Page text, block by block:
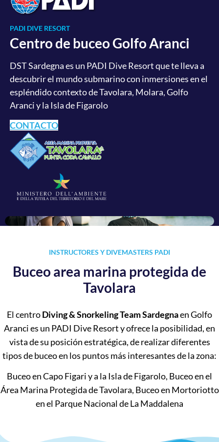
PADI DIVE RESORT
Centro de buceo Golfo Aranci
DST Sardegna es un PADI Dive Resort que te lleva a
descubrir el mundo submarino con inmersiones en el
espléndido contexto de Tavolara, Molara, Golfo
Aranci y la Isla de Figarolo
CONTACTO
INSTRUCTORES Y DIVEMASTERS PADI
Buceo area marina protegida de
Tavolara
El centroDiving & Snorkeling Team Sardegnaen Golfo
Aranci es un PADI Dive Resort y ofrece la posibilidad, en
vista de su posición estratégica, de realizar diferentes
tipos de buceo en los puntos más interesantes de la zona:
Buceo en Capo Figari y a la Isla de Figarolo, Buceo en el
Área Marina Protegida de Tavolara, Buceo en Mortoriotto
en el Parque Nacional de La Maddalena